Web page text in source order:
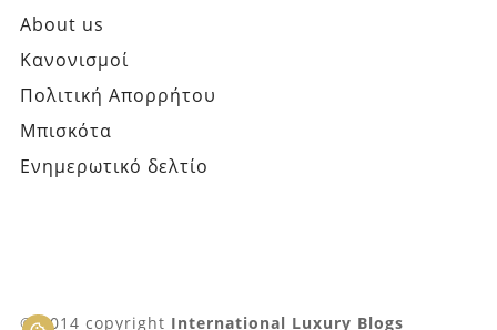
About us
Κανονισμοί
Πολιτική Απορρήτου
Μπισκότα
Ενημερωτικό δελτίο
© 2014 copyright International Luxury Blogs